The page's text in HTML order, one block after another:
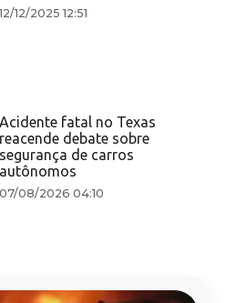
12/12/2025 12:51
Acidente fatal no Texas
reacende debate sobre
segurança de carros
autônomos
07/08/2026 04:10